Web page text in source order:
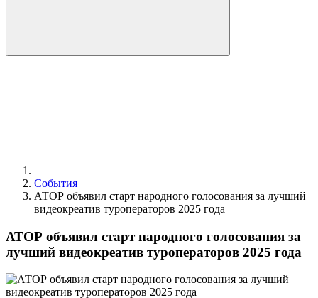
События
АТОР объявил старт народного голосования за лучший
видеокреатив туроператоров 2025 года
АТОР объявил старт народного голосования за
лучший видеокреатив туроператоров 2025 года